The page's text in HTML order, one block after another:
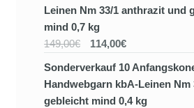
Leinen Nm 33/1 anthrazit und
mind 0,7 kg
149,00€
114,00€
Sonderverkauf 10
Handwebgarn kbA-Leinen Nm
gebleicht mind 0,4 kg